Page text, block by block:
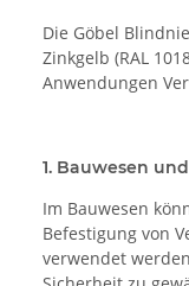
Die Göbel
Zinkgelb (RAL
Anwendungen
1. Bauwesen
Im Bauwesen
Befestigung von
verwendet